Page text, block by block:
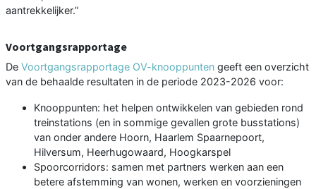
aantrekkelijker.”
Voortgangsrapportage
De Voortgangsrapportage OV-knooppunten geeft een overzicht
van de behaalde resultaten in de periode 2023-2026 voor:
Knooppunten: het helpen ontwikkelen van gebieden rond
treinstations (en in sommige gevallen grote busstations)
van onder andere Hoorn, Haarlem Spaarnepoort,
Hilversum, Heerhugowaard, Hoogkarspel
Spoorcorridors: samen met partners werken aan een
betere afstemming van wonen, werken en voorzieningen